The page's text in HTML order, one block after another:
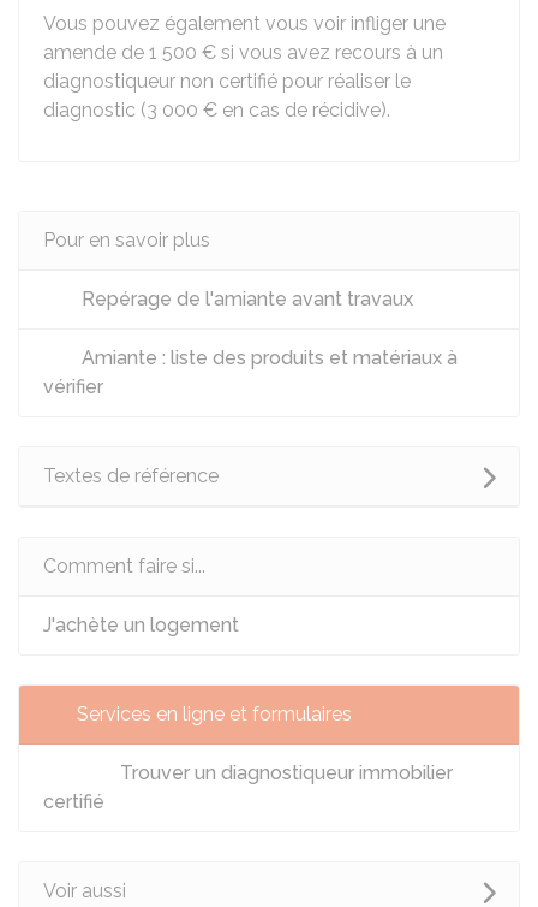
Vous pouvez également vous voir infliger une
amende de 1 500 € si vous avez recours à un
diagnostiqueur non certifié pour réaliser le
diagnostic (3 000 € en cas de récidive).
Pour en savoir plus
Repérage de l'amiante avant travaux
Amiante : liste des produits et matériaux à
vérifier
Textes de référence
Comment faire si...
J'achète un logement
Services en ligne et formulaires
Trouver un diagnostiqueur immobilier
certifié
Voir aussi